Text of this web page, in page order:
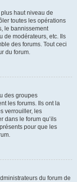
haut niveau de
toutes les opérations
le bannissement
de modérateurs, etc. Ils
des forums. Tout ceci
du forum.
des groupes
les forums. Ils ont la
verrouiller, les
dans le forum qu’ils
pour que les
du forum de